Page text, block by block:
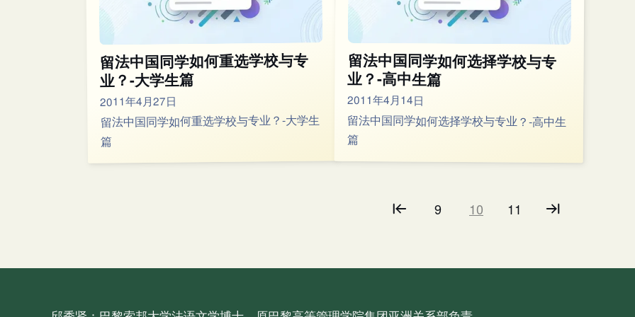
留法中国同学如何重选学校与专
业？-大学生篇
2011年4月27日
留法中国同学如何重选学校与专业？-大学生
篇
留法中国同学如何选择学校与专
业？-高中生篇
2011年4月14日
留法中国同学如何选择学校与专业？-高中生
篇
9 10 11